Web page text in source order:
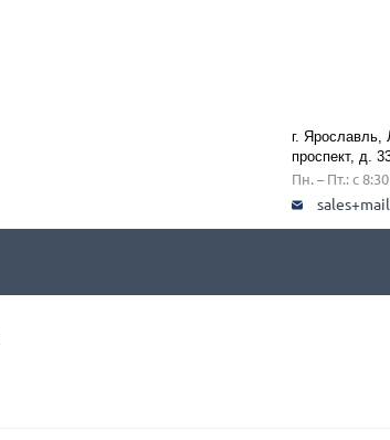
г. Ярославль,
проспект, д.
Пн. – Пт.: с